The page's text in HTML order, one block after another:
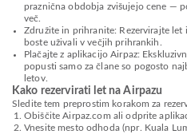
praznična obdobja zvišujejo cene —
več.
Združite in prihranite: Rezervirajte let
boste uživali v večjih prihrankih.
Plačajte z aplikacijo Airpaz:
popusti samo za člane so pogosto
letov.
Kako rezervirati let na Airpazu
Sledite tem preprostim korakom za
Obiščite Airpaz.com ali odprite
Vnesite mesto odhoda (npr. Kuala